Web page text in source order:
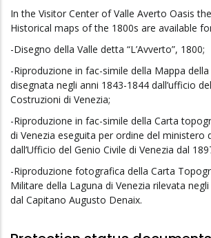
In the Visitor Center of Valle Averto Oasis
Historical maps of the 1800s are available
-Disegno della Valle detta “L’Avverto”, 1800;
-Riproduzione in fac-simile della Mappa
disegnata negli anni 1843-1844 dall’ufficio
Costruzioni di Venezia;
-Riproduzione in fac-simile della Carta
di Venezia eseguita per ordine del ministero
dall’Ufficio del Genio Civile di Venezia dal
-Riproduzione fotografica della Carta
Militare della Laguna di Venezia rilevata
dal Capitano Augusto Denaix.